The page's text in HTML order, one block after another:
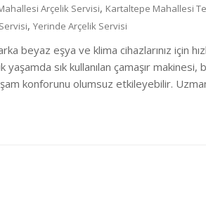
Arçelik Servisi, Kartaltepe Mahallesi
, Yerinde Arçelik Servisi
beyaz eşya ve klima cihazlarınız için
sık kullanılan çamaşır makinesi,
konforunu olumsuz etkileyebilir.